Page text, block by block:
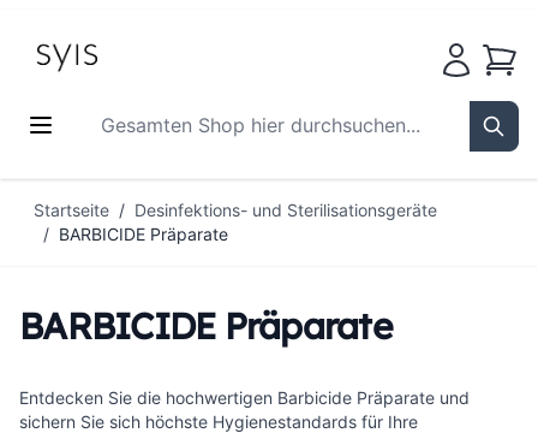
Gesamten Shop hier durchsuchen...
Startseite / Desinfektions- und Sterilisationsgeräte
/ BARBICIDE Präparate
BARBICIDE Präparate
Entdecken Sie die hochwertigen Barbicide Präparate und
sichern Sie sich höchste Hygienestandards für Ihre